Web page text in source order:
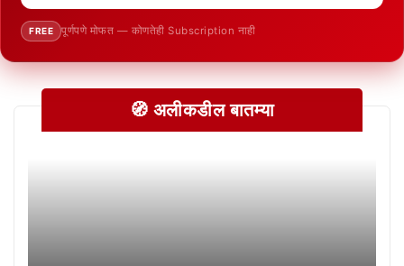
FREE पूर्णपणे मोफत — कोणतेही Subscription नाही
🧭 अलीकडील बातम्या